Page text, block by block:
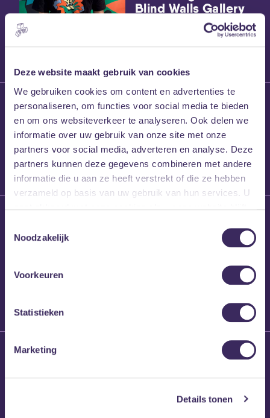
Deze website maakt gebruik van cookies
We gebruiken cookies om content en advertenties te
personaliseren, om functies voor social media te bieden
en om ons websiteverkeer te analyseren. Ook delen we
informatie over uw gebruik van onze site met onze
partners voor social media, adverteren en analyse. Deze
partners kunnen deze gegevens combineren met andere
informatie die u aan ze heeft verstrekt of die ze hebben
verzameld op basis van uw gebruik van hun services. U
Noodzakelijk
Voorkeuren
Statistieken
Marketing
Details tonen
Blind Walls Gallery
x MEZZ shirts
27 maart 2026
Willem’s Blog:
Frans Kalf
Willem’s Blog: High
Brennt Vanneste